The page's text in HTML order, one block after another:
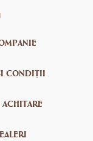
condiții
achitare